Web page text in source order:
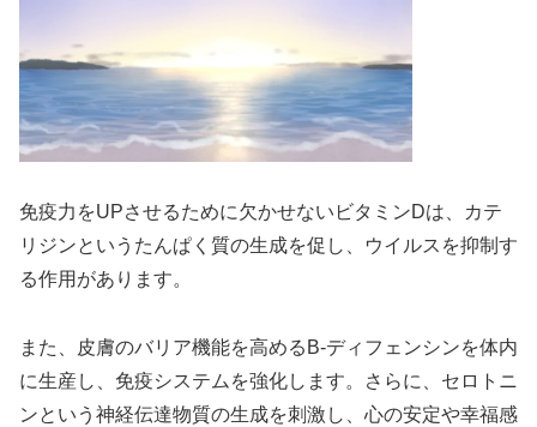
免疫力をUPさせるために欠かせないビタミンDは、カテ
リジンというたんぱく質の生成を促し、ウイルスを抑制す
る作用があります。
また、皮膚のバリア機能を高めるB-ディフェンシンを体内
に生産し、免疫システムを強化します。さらに、セロトニ
ンという神経伝達物質の生成を刺激し、心の安定や幸福感